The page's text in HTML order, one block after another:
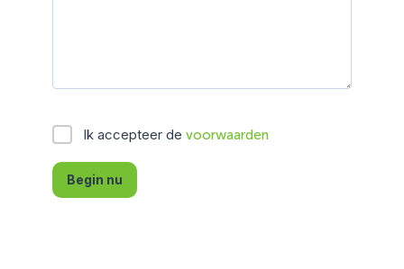
Ik accepteer de voorwaarden
Begin nu